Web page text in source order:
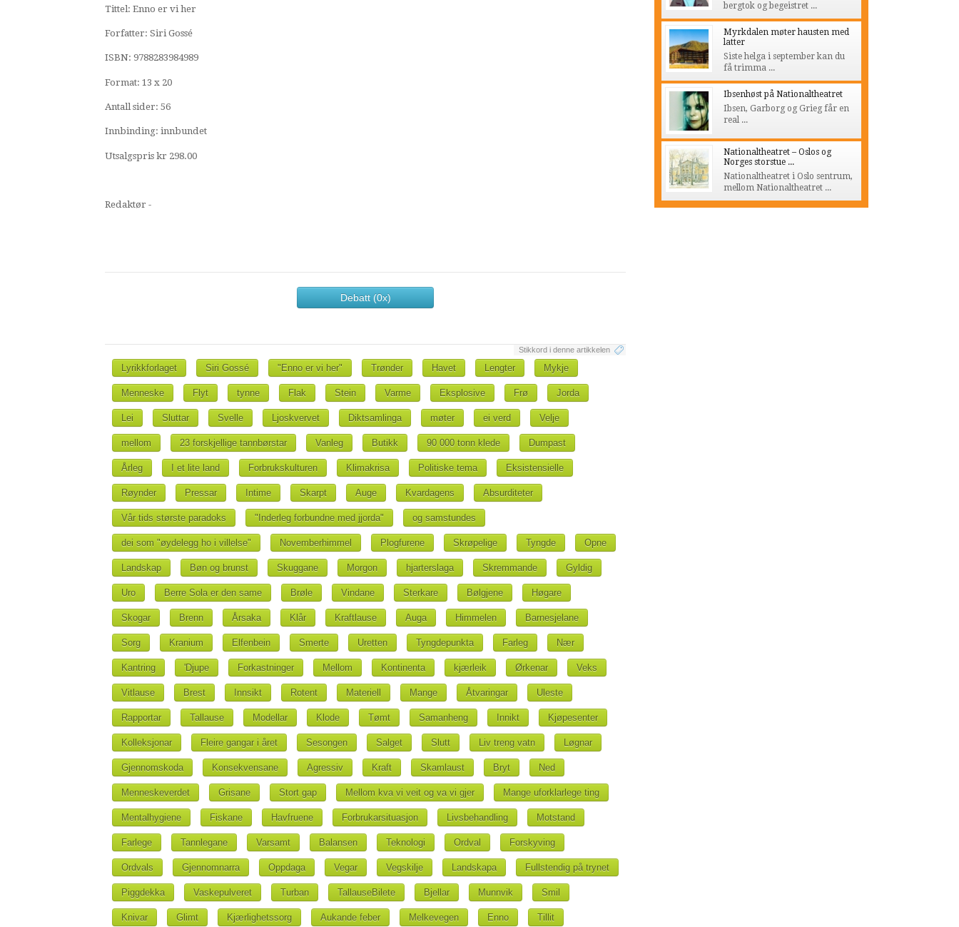
Tittel: Enno er vi her
Forfatter: Siri Gossé
ISBN: 9788283984989
Format: 13 x 20
Antall sider: 56
Innbinding: innbundet
Utsalgspris kr 298.00
Redaktør -
Debatt (0x)
Stikkord i denne artikkelen
Lyrikkforlaget Siri Gossé "Enno er vi her" Trønder Havet Lengter Mykje
Menneske Flyt tynne Flak Stein Varme Eksplosive Frø Jorda
Lei Sluttar Svelle Ljoskvervet Diktsamlinga møter ei verd Velje
mellom 23 forskjellige tannbørstar Vanleg Butikk 90 000 tonn klede Dumpast
Årleg I et lite land Forbrukskulturen Klimakrisa Politiske tema Eksistensielle
Røynder Pressar Intime Skarpt Auge Kvardagens Absurditeter
Vår tids største paradoks "Inderleg forbundne med jjorda" og samstundes
dei som "øydelegg ho i villelse" Novemberhimmel Plogfurene Skrøpelige Tyngde Opne
Landskap Bøn og brunst Skuggane Morgon hjarterslaga Skremmande Gyldig
Uro Berre Sola er den same Brøle Vindane Sterkare Bølgjene Høgare
Skogar Brenn Årsaka Klår Kraftlause Auga Himmelen Barnesjelane
Sorg Kranium Elfenbein Smerte Uretten Tyngdepunkta Farleg Nær
Kantring 'Djupe Forkastninger Mellom Kontinenta kjærleik Ørkenar Veks
Vitlause Brest Innsikt Rotent Materiell Mange Åtvaringar Uleste
Rapportar Tallause Modellar Klode Tømt Samanheng Innikt Kjøpesenter
Kolleksjonar Fleire gangar i året Sesongen Salget Slutt Liv treng vatn Løgnar
Gjennomskoda Konsekvensane Agressiv Kraft Skamlaust Bryt Ned
Menneskeverdet Grisane Stort gap Mellom kva vi veit og va vi gjer Mange uforklarlege ting
Mentalhygiene Fiskane Havfruene Forbrukarsituasjon Livsbehandling Motstand
Farlege Tannlegane Varsamt Balansen Teknologi Ordval Forskyving
Ordvals Gjennomnarra Oppdaga Vegar Vegskilje Landskapa Fullstendig på trynet
Piggdekka Vaskepulveret Turban TallauseBilete Bjellar Munnvik Smil
Knivar Glimt Kjærlighetssorg Aukande feber Melkevegen Enno Tillit
bergtok og begeistret ...
Myrkdalen møter hausten med
latter
Siste helga i september kan du
få trimma ...
Ibsenhøst på Nationaltheatret
Ibsen, Garborg og Grieg får en
real ...
Nationaltheatret – Oslos og
Norges storstue ...
Nationaltheatret i Oslo sentrum,
mellom Nationaltheatret ...